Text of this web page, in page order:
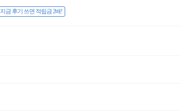
지금 후기 쓰면 적립금 2배!